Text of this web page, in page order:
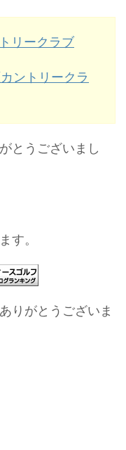
リークラブ
ントリークラ
とうございまし
す。
りがとうございま